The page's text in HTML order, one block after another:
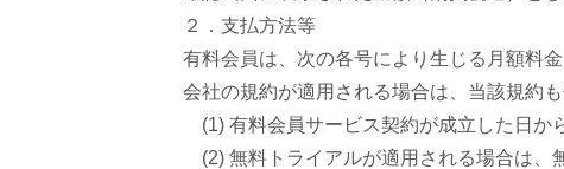
２．支払方法等
有料会員は、次の各号により生じる月額料
会社の規約が適用される場合は、当該規約
(1) 有料会員サービス契約が成立した日か
(2) 無料トライアルが適用される場合は、